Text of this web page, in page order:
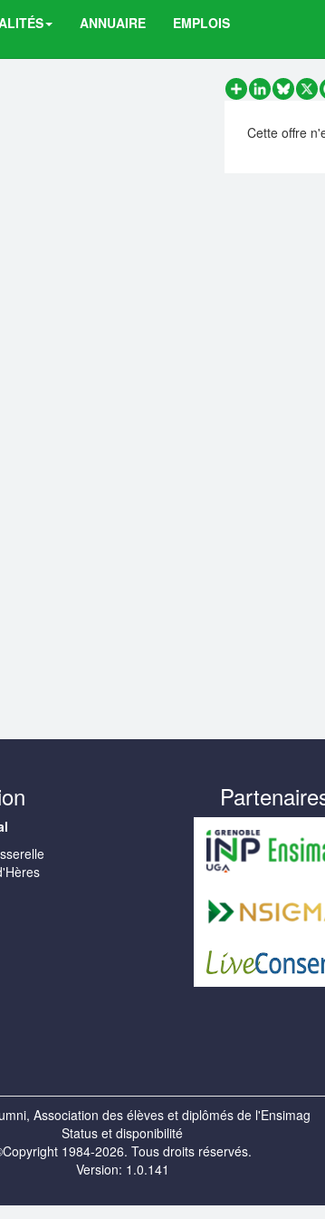
ANNUAIRE EMPLOIS
PartagerLinkedInX
Cette offre
Association des élèves et diplômés de l'Ensimag
Status et disponibilité
1984-2026. Tous droits réservés.
Version: 1.0.141